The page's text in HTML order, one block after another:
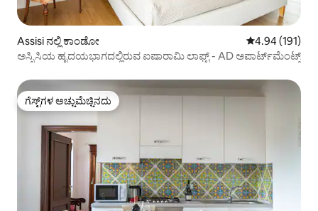
Assisi ನಲ್ಲಿ ಕಾಂಡೋ 5 ರಲ್ಲಿ 4.94
4.94 (191)
ಅಸ್ಸಿಸಿಯ ಹೃದಯಭಾಗದಲ್ಲಿರುವ ಐಷಾರಾಮಿ ಲಾಫ್ಟ್ - AD ಅಪಾರ್ಟ್‌ಮೆಂಟ್ಸ್
ಗೆಸ್ಟ್‌ಗಳ ಅಚ್ಚುಮೆಚ್ಚಿನದು
ಗೆಸ್ಟ್‌ಗಳ ಅಚ್ಚುಮೆಚ್ಚಿನದು